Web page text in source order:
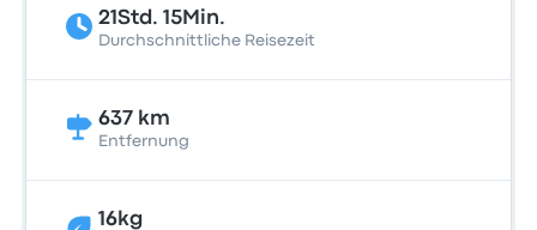
21Std. 15Min.
Durchschnittliche Reisezeit
637 km
Entfernung
16kg